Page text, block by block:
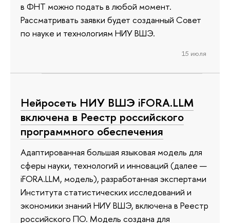
в ФНТ можно подать в любой момент.
Рассматривать заявки будет созданный Совет
по науке и технологиям НИУ ВШЭ.
15 июля
Нейросеть НИУ ВШЭ iFORA.LLM
включена в Реестр российского
программного обеспечения
Адаптированная большая языковая модель для
сферы науки, технологий и инноваций (далее —
iFORA.LLM, модель), разработанная экспертами
Института статистических исследований и
экономики знаний НИУ ВШЭ, включена в Реестр
российского ПО. Модель создана для